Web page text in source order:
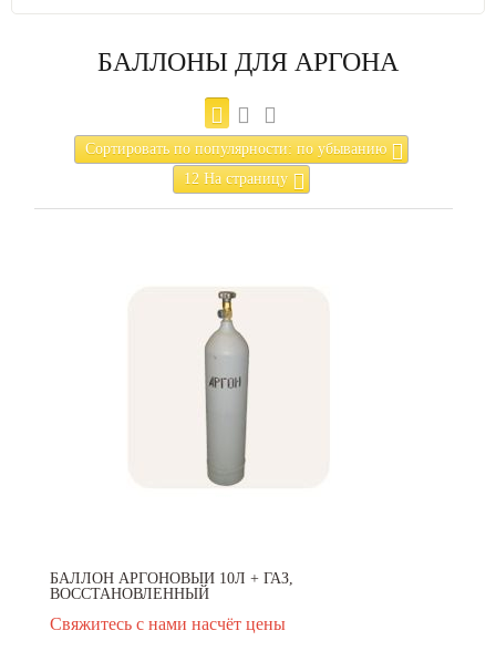
БАЛЛОНЫ ДЛЯ АРГОНА
Сортировать по популярности: по убыванию
12 На страницу
БАЛЛОН АРГОНОВЫЙ 10Л + ГАЗ,
ВОССТАНОВЛЕННЫЙ
Свяжитесь с нами насчёт цены